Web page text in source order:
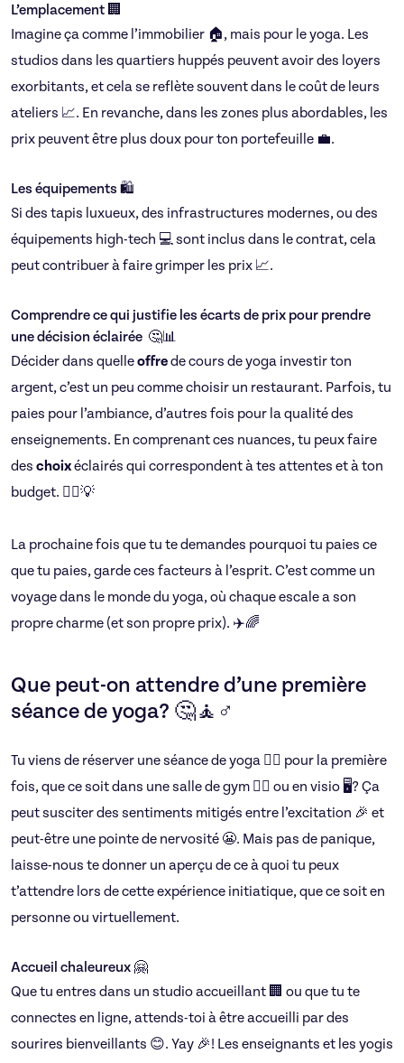
L’emplacement 🏢
Imagine ça comme l’immobilier 🏠, mais pour le yoga. Les
studios dans les quartiers huppés peuvent avoir des loyers
exorbitants, et cela se reflète souvent dans le coût de leurs
ateliers 📈. En revanche, dans les zones plus abordables, les
prix peuvent être plus doux pour ton portefeuille 💼.
Les équipements 🛍️
Si des tapis luxueux, des infrastructures modernes, ou des
équipements high-tech 💻 sont inclus dans le contrat, cela
peut contribuer à faire grimper les prix 📈.
Comprendre ce qui justifie les écarts de prix pour prendre
une décision éclairée 🤔📊
Décider dans quelleoffrede cours de yoga investir ton
argent, c’est un peu comme choisir un restaurant. Parfois, tu
paies pour l’ambiance, d’autres fois pour la qualité des
enseignements. En comprenant ces nuances, tu peux faire
des choixéclairés qui correspondent à tes attentes et à ton
budget. 🧘‍♂️💡
La prochaine fois que tu te demandes pourquoi tu paies ce
que tu paies, garde ces facteurs à l’esprit. C’est comme un
voyage dans le monde du yoga, où chaque escale a son
propre charme (et son propre prix). ✈️🌈
Que peut-on attendre d’une première
séance de yoga? 🤔🧘♂️
Tu viens de réserver une séance de yoga 🧘‍♀️ pour la première
fois, que ce soit dans une salle de gym 🏋️‍♀️ ou en visio 🖥️? Ça
peut susciter des sentiments mitigés entre l’excitation 🎉 et
peut-être une pointe de nervosité 😬. Mais pas de panique,
laisse-nous te donner un aperçu de ce à quoi tu peux
t’attendre lors de cette expérience initiatique, que ce soit en
personne ou virtuellement.
Accueil chaleureux 🤗
Que tu entres dans un studio accueillant 🏢 ou que tu te
connectes en ligne, attends-toi à être accueilli par des
sourires bienveillants 😊. Yay 🎉! Les enseignants et les yogis